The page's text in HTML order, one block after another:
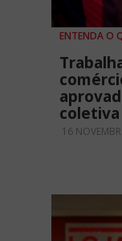
ENTENDA O
coletiva
16